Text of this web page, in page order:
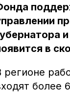
в
регионе
более